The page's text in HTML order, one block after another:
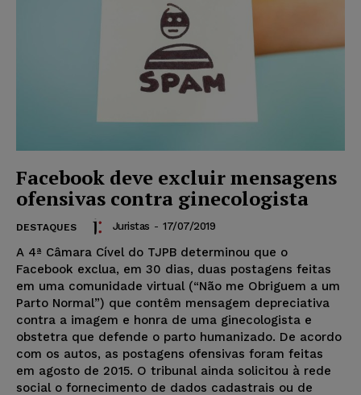
Facebook deve excluir mensagens
ofensivas contra ginecologista
DESTAQUES Juristas - 17/07/2019
A 4ª Câmara Cível do TJPB determinou que o
Facebook exclua, em 30 dias, duas postagens feitas
em uma comunidade virtual (“Não me Obriguem a um
Parto Normal”) que contêm mensagem depreciativa
contra a imagem e honra de uma ginecologista e
obstetra que defende o parto humanizado. De acordo
com os autos, as postagens ofensivas foram feitas
em agosto de 2015. O tribunal ainda solicitou à rede
social o fornecimento de dados cadastrais ou de